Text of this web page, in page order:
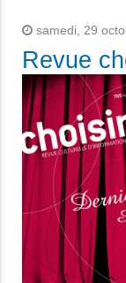
samedi, 29
Revue